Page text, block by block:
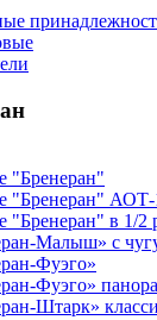
"Бренеран"
"Бренеран" АОТ-
"Бренеран" в 1/2
Малыш» с
Фуэго»
Фуэго»
Штарк»